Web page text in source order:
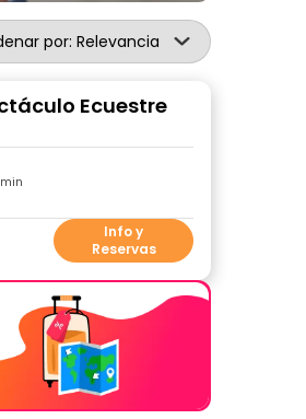
por: Relevancia
Ecuestre
Info y
Reservas